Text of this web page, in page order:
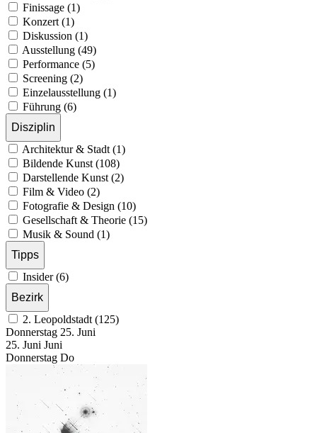
Finissage (1)
Konzert (1)
Diskussion (1)
Ausstellung (49)
Performance (5)
Screening (2)
Einzelausstellung (1)
Führung (6)
Disziplin
Architektur & Stadt (1)
Bildende Kunst (108)
Darstellende Kunst (2)
Film & Video (2)
Fotografie & Design (10)
Gesellschaft & Theorie (15)
Musik & Sound (1)
Tipps
Insider (6)
Bezirk
2. Leopoldstadt (125)
Donnerstag 25. Juni
25. Juni Juni
Donnerstag Do